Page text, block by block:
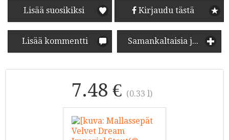
Lisää suosikiksi Kirjaudu tästä
Lisää kommentti Samankaltaisia juomia
7.48 € (0.33 l)